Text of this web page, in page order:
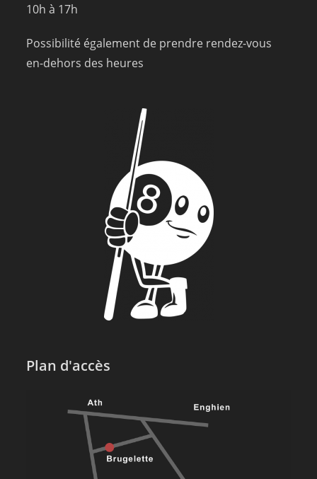
10h à 17h
Possibilité également de prendre rendez-vous
en-dehors des heures
Plan d'accès